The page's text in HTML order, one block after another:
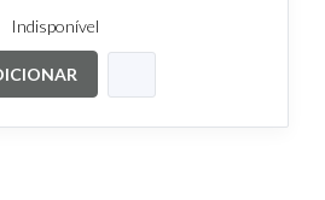
Indisponível